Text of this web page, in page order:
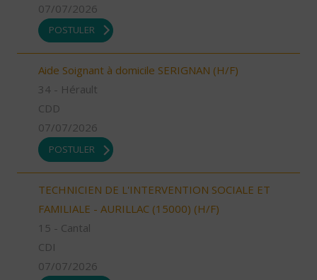
07/07/2026
POSTULER
Aide Soignant à domicile SERIGNAN (H/F)
34 - Hérault
CDD
07/07/2026
POSTULER
TECHNICIEN DE L'INTERVENTION SOCIALE ET
FAMILIALE - AURILLAC (15000) (H/F)
15 - Cantal
CDI
07/07/2026